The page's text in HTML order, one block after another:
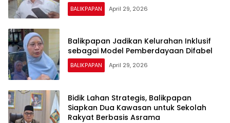
BALIKPAPAN April 29, 2026
Balikpapan Jadikan Kelurahan Inklusif
sebagai Model Pemberdayaan Difabel
BALIKPAPAN April 29, 2026
Bidik Lahan Strategis, Balikpapan
Siapkan Dua Kawasan untuk Sekolah
Rakyat Berbasis Asrama